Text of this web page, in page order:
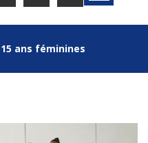
ans féminines